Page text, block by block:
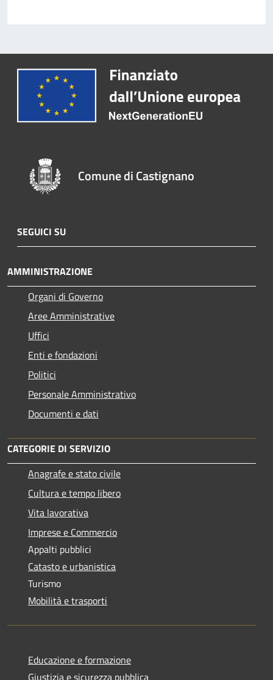
Comune di Castignano
SEGUICI SU
AMMINISTRAZIONE
Organi di Governo
Aree Amministrative
Uffici
Enti e fondazioni
Politici
Personale Amministrativo
Documenti e dati
CATEGORIE DI SERVIZIO
Anagrafe e stato civile
Cultura e tempo libero
Vita lavorativa
Imprese e Commercio
Appalti pubblici
Catasto e urbanistica
Turismo
Mobilità e trasporti
Educazione e formazione
Giustizia e sicurezza pubblica